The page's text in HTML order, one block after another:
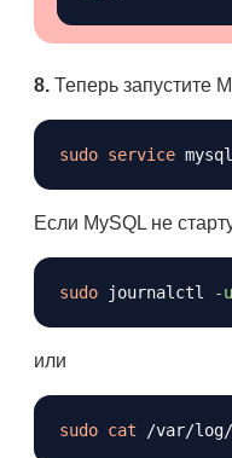
8. Теперь запустите
sudo service
Если MySQL не
sudo journalctl -u
или
sudo cat /var/